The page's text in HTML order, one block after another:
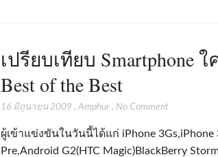
เปรียบเทียบ Smartphone
Best of the Best
16 มิถุนายน 2009 , Amphur, No Comment
ผู้เข้าแข่งขันในวันนี้ได้แก่ iPhone 3Gs,iPhone
Pre,Android G2(HTC Magic)BlackBerry